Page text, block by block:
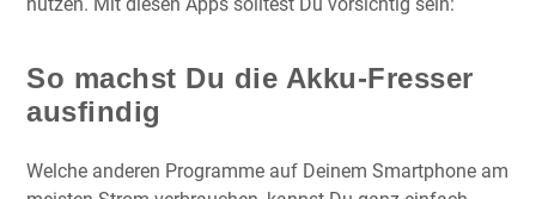
So machst Du die Akku-Fresser
ausfindig
Welche anderen Programme auf Deinem Smartphone am